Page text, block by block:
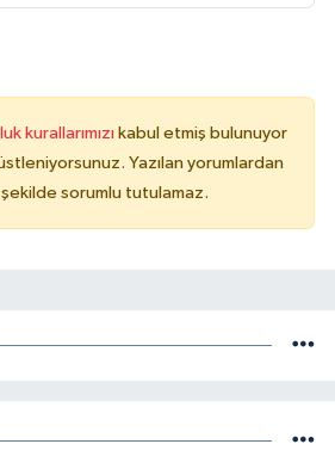
kurallarımızı kabul etmiş bulunuyor
Yazılan yorumlardan
sorumlu tutulamaz.